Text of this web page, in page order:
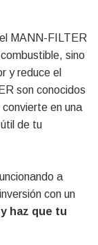
MANN-FILTER
sino
y reduce el
son conocidos
en una
de tu
a
con un
haz que tu